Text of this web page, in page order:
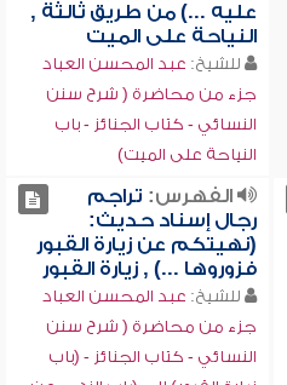
عليه ...) من طريق ثالثة ,
النياحة على الميت
للشيخ: عبد المحسن العباد
جزء من محاضرة ( شرح سنن
النسائي - كتاب الجنائز - باب
النياحة على الميت)
الفهرس: تراجم
رجال إسناد حديث:
(نهيتكم عن زيارة القبور
فزوروها ...) , زيارة القبور
للشيخ: عبد المحسن العباد
جزء من محاضرة ( شرح سنن
النسائي - كتاب الجنائز - (باب